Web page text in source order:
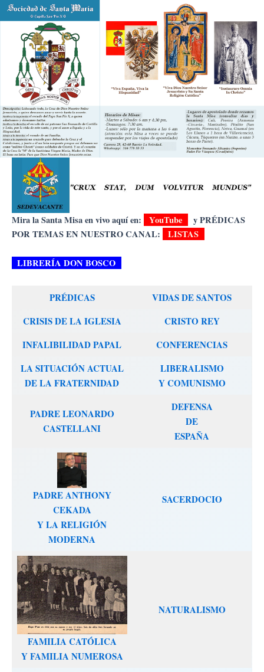
al
contenido
Mira la Santa Misa en vivo aquí en: YouTube
y PRÉDICAS
POR TEMAS EN NUESTRO CANAL:
LISTAS
LIBRERÍA DON BOSCO
PRÉDICAS
VIDAS DE SANTOS
CRISIS DE LA IGLESIA
CRISTO REY
INFALIBILIDAD PAPAL
CONFERENCIAS
LA SITUACIÓN ACTUAL
DE LA FRATERNIDAD
LIBERALISMO
Y COMUNISMO
PADRE LEONARDO
CASTELLANI
DEFENSA
DE
ESPAÑA
PADRE ANTHONY
CEKADA
Y LA RELIGIÓN
MODERNA
SACERDOCIO
FAMILIA CATÓLICA
Y FAMILIA NUMEROSA
NATURALISMO